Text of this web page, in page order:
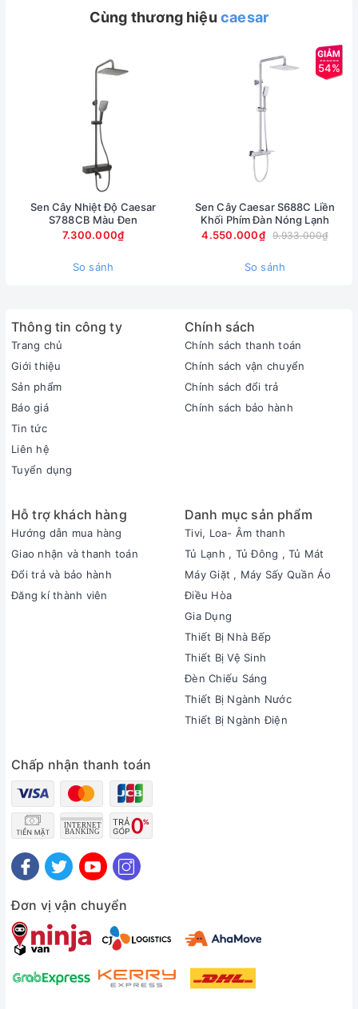
Cùng thương hiệu caesar
Sen Cây Nhiệt Độ Caesar
S788CB Màu Đen
7.300.000₫
So sánh
54%
Sen Cây Caesar S688C Liền
Khối Phím Đàn Nóng Lạnh
4.550.000₫
9.933.000₫
So sánh
Thông tin công ty
Trang chủ
Giới thiệu
Sản phẩm
Báo giá
Tin tức
Liên hệ
Tuyển dụng
Chính sách
Chính sách thanh toán
Chính sách vận chuyển
Chính sách đổi trả
Chính sách bảo hành
Hỗ trợ khách hàng
Hướng dẫn mua hàng
Giao nhận và thanh toán
Đổi trả và bảo hành
Đăng kí thành viên
Danh mục sản phẩm
Tivi, Loa- Âm thanh
Tủ Lạnh , Tủ Đông , Tủ Mát
Máy Giặt , Máy Sấy Quần Áo
Điều Hòa
Gia Dụng
Thiết Bị Nhà Bếp
Thiết Bị Vệ Sinh
Đèn Chiếu Sáng
Thiết Bị Ngành Nước
Thiết Bị Ngành Điện
Chấp nhận thanh toán
Đơn vị vận chuyển